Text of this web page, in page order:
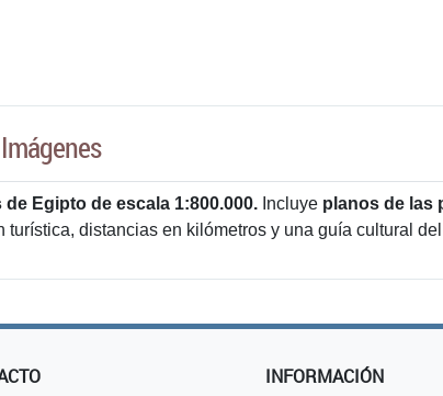
Imágenes
de Egipto de escala 1:800.000. Incluye planos de las
turística, distancias en kilómetros y una guía cultural
INFORMACIÓN